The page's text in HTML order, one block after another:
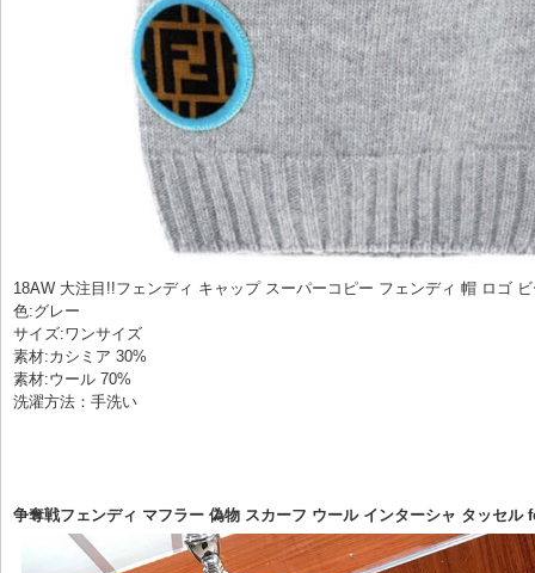
18AW 大注目!!フェンディ キャップ スーパーコピー フェンディ 帽 ロゴ
色:グレー
サイズ:ワンサイズ
素材:カシミア 30%
素材:ウール 70%
洗濯方法：手洗い
争奪戦フェンディ マフラー 偽物 スカーフ ウール インターシャ タッセル